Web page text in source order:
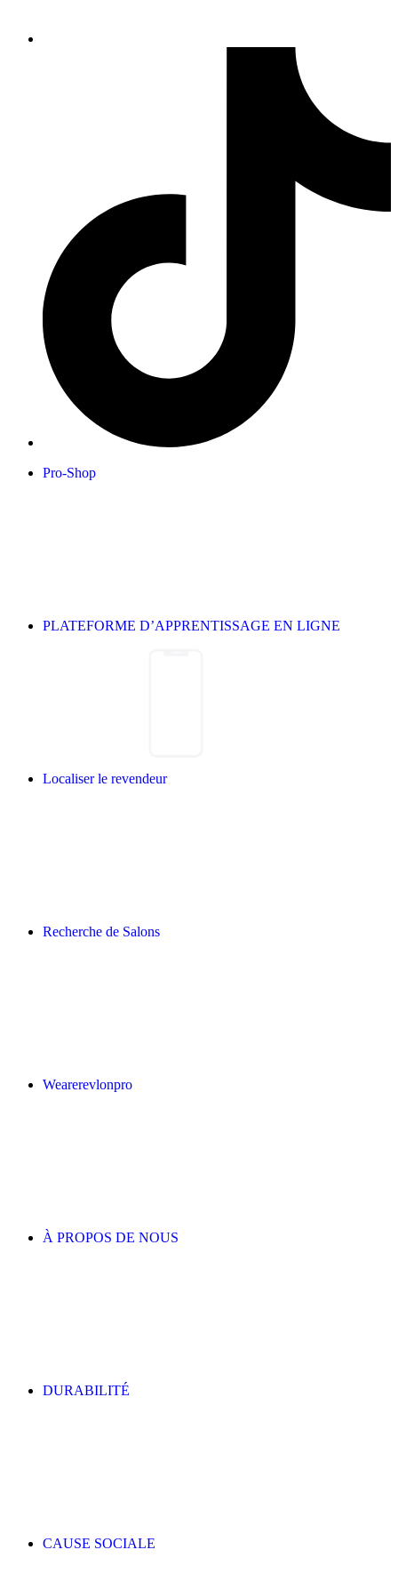
Pro-Shop
PLATEFORME D’APPRENTISSAGE EN LIGNE
Localiser le revendeur
Recherche de Salons
Wearerevlonpro
À PROPOS DE NOUS
DURABILITÉ
CAUSE SOCIALE